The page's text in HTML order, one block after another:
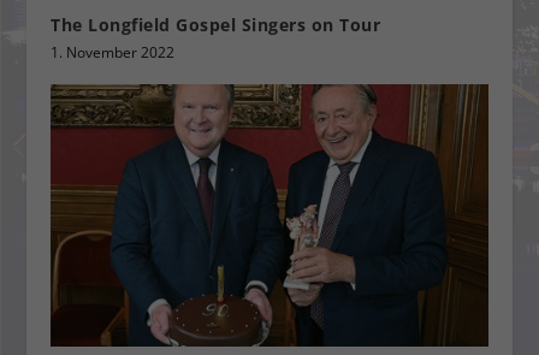
The Longfield Gospel Singers on Tour
1. November 2022